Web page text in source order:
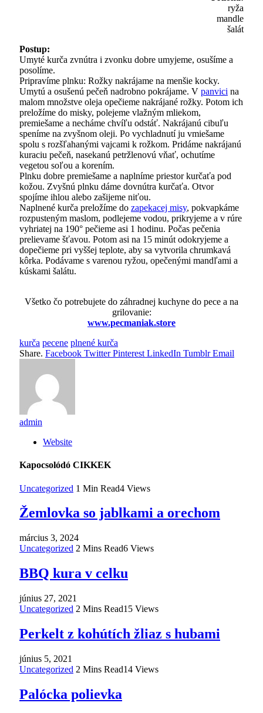
ryža
mandle
šalát
Postup:
Umyté kurča zvnútra i zvonku dobre umyjeme, osušíme a
posolíme.
Pripravíme plnku: Rožky nakrájame na menšie kocky.
Umytú a osušenú pečeň nadrobno pokrájame. V panvici na
malom množstve oleja opečieme nakrájané rožky. Potom ich
preložíme do misky, polejeme vlažným mliekom,
premiešame a necháme chvíľu odstáť. Nakrájanú cibuľu
speníme na zvyšnom oleji. Po vychladnutí ju vmiešame
spolu s rozšľahanými vajcami k rožkom. Pridáme nakrájanú
kuraciu pečeň, nasekanú petržlenovú vňať, ochutíme
vegetou soľou a korením.
Plnku dobre premiešame a naplníme priestor kurčaťa pod
kožou. Zvyšnú plnku dáme dovnútra kurčaťa. Otvor
spojíme ihlou alebo zašijeme niťou.
Naplnené kurča preložíme do zapekacej misy, pokvapkáme
rozpusteným maslom, podlejeme vodou, prikryjeme a v rúre
vyhriatej na 190° pečieme asi 1 hodinu. Počas pečenia
prelievame šťavou. Potom asi na 15 minút odokryjeme a
dopečieme pri vyššej teplote, aby sa vytvorila chrumkavá
kôrka. Podávame s varenou ryžou, opečenými mandľami a
kúskami šalátu.
Všetko čo potrebujete do záhradnej kuchyne do pece a na
grilovanie:
www.pecmaniak.store
kurča pecene plnené kurča
Share. Facebook Twitter Pinterest LinkedIn Tumblr Email
admin
Website
Kapocsolódó CIKKEK
Uncategorized 1 Min Read4 Views
Žemlovka so jablkami a orechom
március 3, 2024
Uncategorized 2 Mins Read6 Views
BBQ kura v celku
június 27, 2021
Uncategorized 2 Mins Read15 Views
Perkelt z kohútích žliaz s hubami
június 5, 2021
Uncategorized 2 Mins Read14 Views
Palócka polievka